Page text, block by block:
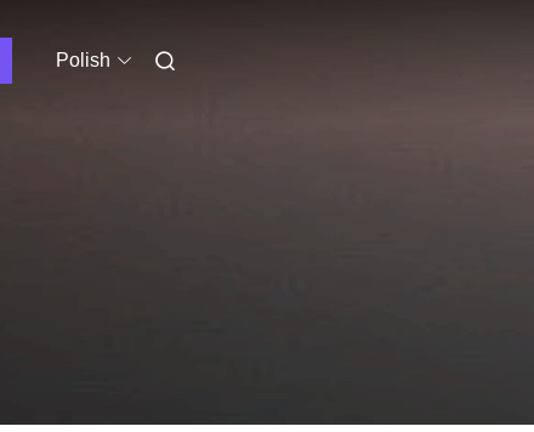
Polish